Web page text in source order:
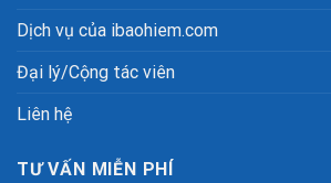
Dịch vụ của ibaohiem.com
Đại lý/Cộng tác viên
Liên hệ
TƯ VẤN MIỄN PHÍ